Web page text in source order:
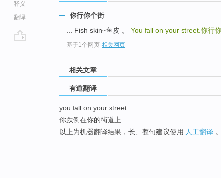
释义
翻译
你行你个街
... Fish skin~鱼皮 。 You fall on your street. 你行
基于1个网页-相关网页
相关文章
有道翻译
you fall on your street
你跌倒在你的街道上
以上为机器翻译结果，长、整句建议使用 人工翻译